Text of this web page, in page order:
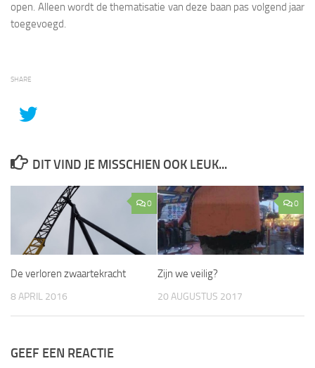
open. Alleen wordt de thematisatie van deze baan pas volgend jaar
toegevoegd.
SHARE
DIT VIND JE MISSCHIEN OOK LEUK...
0
De verloren zwaartekracht
8 APRIL 2016
0
Zijn we veilig?
20 AUGUSTUS 2017
GEEF EEN REACTIE